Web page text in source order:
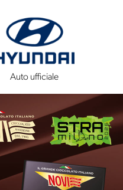
Auto ufficiale